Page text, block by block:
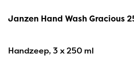
Janzen Hand Wash Gracious
Handzeep, 3 x 250 ml